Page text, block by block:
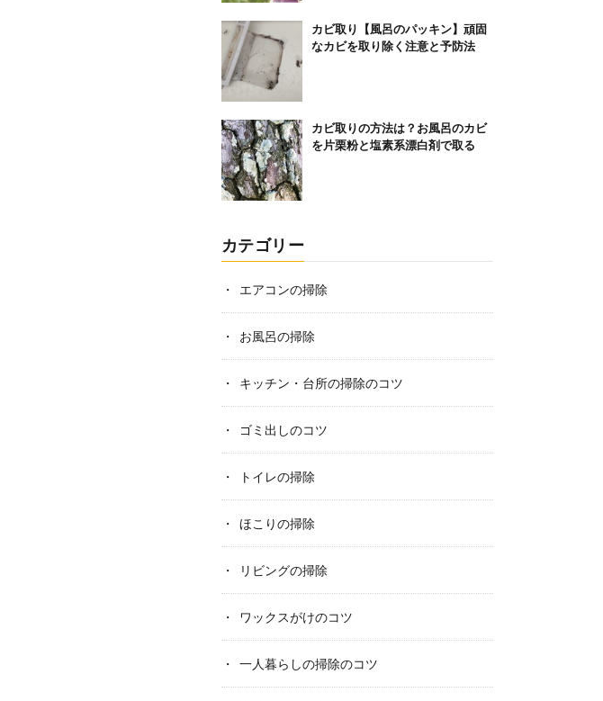
カビ取り【風呂のパッキン】頑固
なカビを取り除く注意と予防法
カビ取りの方法は？お風呂のカビ
を片栗粉と塩素系漂白剤で取る
カテゴリー
エアコンの掃除
お風呂の掃除
キッチン・台所の掃除のコツ
ゴミ出しのコツ
トイレの掃除
ほこりの掃除
リビングの掃除
ワックスがけのコツ
一人暮らしの掃除のコツ